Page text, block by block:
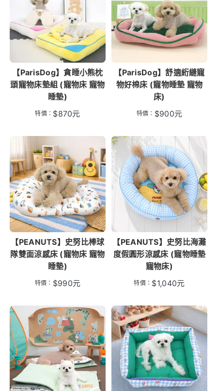
【ParisDog】貪睡小熊枕
頭寵物床墊組 (寵物床 寵物
睡墊)
特價： $870元
【ParisDog】舒適絎縫寵
物好棉床 (寵物睡墊 寵物
床)
特價： $900元
【PEANUTS】史努比棒球
隊雙面涼感床 (寵物床 寵物
睡墊)
特價： $990元
【PEANUTS】史努比海灘
度假圓形涼感床 (寵物睡墊
寵物床)
特價： $1,040元